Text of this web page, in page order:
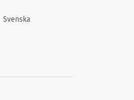
Svenska